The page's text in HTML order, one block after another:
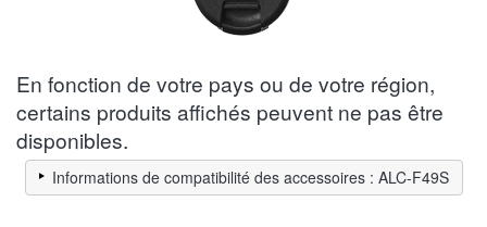
En fonction de votre pays ou de votre région,
certains produits affichés peuvent ne pas être
disponibles.
Informations de compatibilité des accessoires : ALC-F49S